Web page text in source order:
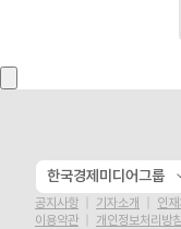
한국경제미디어그룹
공지사항 기자소개 인
이용약관
개인정보처리방침